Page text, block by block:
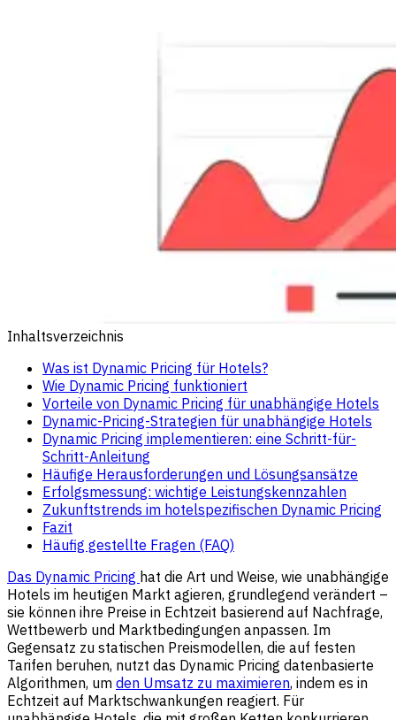
Inhaltsverzeichnis
Was ist Dynamic Pricing für Hotels?
Wie Dynamic Pricing funktioniert
Vorteile von Dynamic Pricing für unabhängige Hotels
Dynamic-Pricing-Strategien für unabhängige Hotels
Dynamic Pricing implementieren: eine Schritt-für-
Schritt-Anleitung
Häufige Herausforderungen und Lösungsansätze
Erfolgsmessung: wichtige Leistungskennzahlen
Zukunftstrends im hotelspezifischen Dynamic Pricing
Fazit
Häufig gestellte Fragen (FAQ)
Das Dynamic Pricing hat die Art und Weise, wie unabhängige
Hotels im heutigen Markt agieren, grundlegend verändert –
sie können ihre Preise in Echtzeit basierend auf Nachfrage,
Wettbewerb und Marktbedingungen anpassen. Im
Gegensatz zu statischen Preismodellen, die auf festen
Tarifen beruhen, nutzt das Dynamic Pricing datenbasierte
Algorithmen, um den Umsatz zu maximieren, indem es in
Echtzeit auf Marktschwankungen reagiert. Für